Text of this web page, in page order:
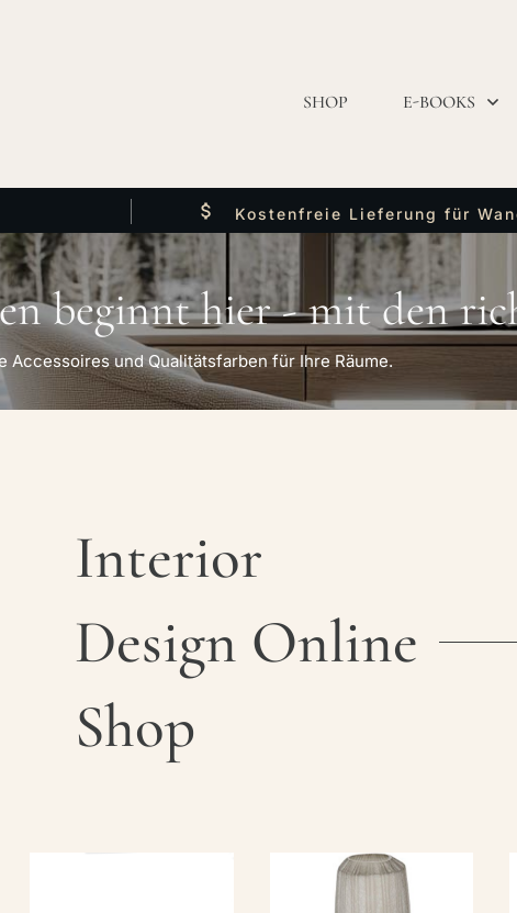
SHOP E-BOOKS
Kostenfreie Lieferung für
beginnt hier - mit den
Accessoires und Qualitätsfarben für Ihre Räume.
Interior
Design Online
Shop